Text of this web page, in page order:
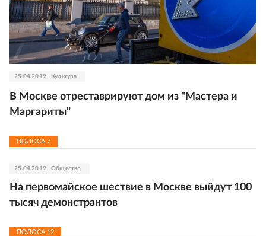
25.04.2019 Культура
В Москве отреставрируют дом из "Мастера и
Маргариты"
ПОЛОСА 7
25.04.2019 Общество
На первомайское шествие в Москве выйдут 100
тысяч демонстрантов
ПОЛОСА 12